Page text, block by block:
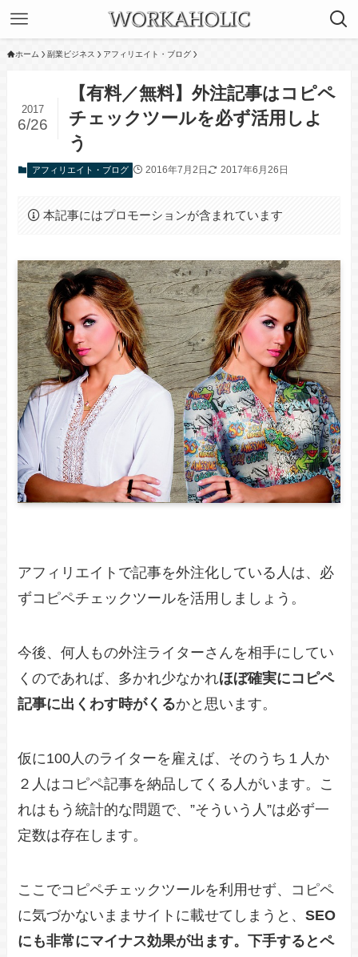
ホーム 副業ビジネス アフィリエイト・ブログ
【有料／無料】外注記事はコピペ
チェックツールを必ず活用しよ
う
2017
6/26
アフィリエイト・ブログ 2016年7月2日 2017年6月26日
本記事にはプロモーションが含まれています
アフィリエイトで記事を外注化している人は、必
ずコピペチェックツールを活用しましょう。
今後、何人もの外注ライターさんを相手にしてい
くのであれば、多かれ少なかれほぼ確実にコピペ
記事に出くわす時がくるかと思います。
仮に100人のライターを雇えば、そのうち１人か
２人はコピペ記事を納品してくる人がいます。こ
れはもう統計的な問題で、”そういう人”は必ず一
定数は存在します。
ここでコピペチェックツールを利用せず、コピペ
に気づかないままサイトに載せてしまうと、SEO
にも非常にマイナス効果が出ます。下手するとペ